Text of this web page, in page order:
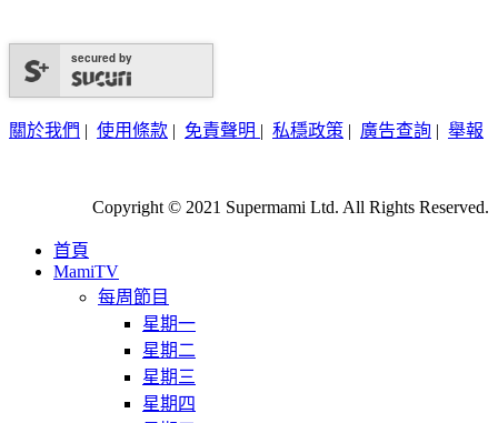
secured by
關於我們 | 使用條款 | 免責聲明 | 私穩政策 | 廣告查詢 | 舉報
Copyright © 2021 Supermami Ltd. All Rights Reserved.
首頁
MamiTV
每周節目
星期一
星期二
星期三
星期四